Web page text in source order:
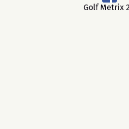
Golf Metrix